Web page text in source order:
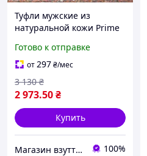
Туфли мужские из
натуральной кожи Prime
Готово к отправке
от297₴/мес
2 973.50₴
3 130 ₴
Купить
Магазин взуття Brogue.com.ua 100%